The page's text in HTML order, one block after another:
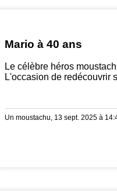
Mario à 40 ans
Le célèbre héros
L'occasion de redécouvrir
Un moustachu, 13 sept. 2025 à